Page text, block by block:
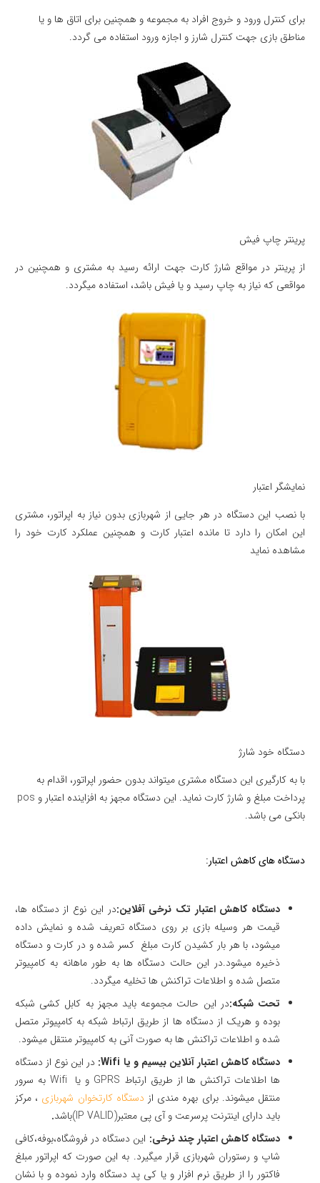
برای کنترل ورود و خروج افراد به مجموعه و همچنین برای اتاق ها و یا
مناطق بازی جهت کنترل شارز و اجازه ورود استفاده می گردد.
پرینتر چاپ فیش
از پرینتر در مواقع شارژ کارت جهت ارائه رسید به مشتری و همچنین در
مواقعی که نیاز به چاپ رسید و یا فیش باشد، استفاده میگردد.
نمایشگر اعتبار
با نصب این دستگاه در هر جایی از شهربازی بدون نیاز به اپراتور، مشتری
این امکان را دارد تا مانده اعتبار کارت و همچنین عملکرد کارت خود را
مشاهده نماید
دستگاه خود شارژ
با به کارگیری این دستگاه مشتری میتواند بدون حضور اپراتور، اقدام به
پرداخت مبلغ و شارژ کارت نماید. این دستگاه مجهز به افزاینده اعتبار و pos
بانکی می باشد.
دستگاه های کاهش اعتبار:
دستگاه کاهش اعتبار تک نرخی آفلاین:در این نوع از دستگاه ها،
قیمت هر وسیله بازی بر روی دستگاه تعریف شده و نمایش داده
میشود، با هر بار کشیدن کارت مبلغ کسر شده و در کارت و دستگاه
ذخیره میشود.در این حالت دستگاه ها به طور ماهانه به کامپیوتر
متصل شده و اطلاعات تراکنش ها تخلیه میگردد.
تحت شبکه:در این حالت مجموعه باید مجهز به کابل کشی شبکه
بوده و هریک از دستگاه ها از طریق ارتباط شبکه به کامپیوتر متصل
شده و اطلاعات تراکنش ها به صورت آنی به کامپیوتر منتقل میشود.
دستگاه کاهش اعتبار آنلاین بیسیم و یا Wifi
: در این نوع از دستگاه
ها اطلاعات تراکنش ها از طریق ارتباط GPRS و یا Wifi به سرور
منتقل میشوند. برای بهره مندی از دستگاه کارتخوان شهربازی ، مرکز
باید دارای اینترنت پرسرعت و آی پی معتبر(IP VALID)باشد
.
دستگاه کاهش اعتبار چند نرخی: این دستگاه در فروشگاه،بوفه،کافی
شاپ و رستوران شهربازی قرار میگیرد. به این صورت که اپراتور مبلغ
فاکتور را از طریق نرم افزار و یا کی پد دستگاه وارد نموده و با نشان